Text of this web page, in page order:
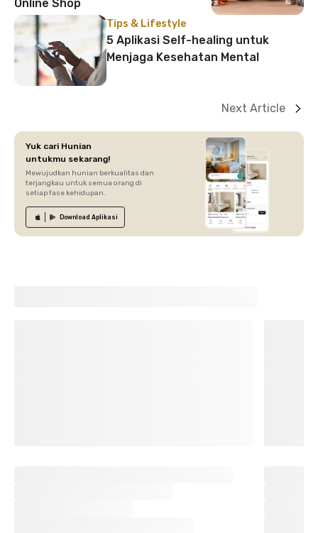
Online Shop
Tips & Lifestyle
5 Aplikasi Self-healing untuk
Menjaga Kesehatan Mental
Next Article
Yuk cari Hunian
untukmu sekarang!
Mewujudkan hunian berkualitas dan
terjangkau untuk semua orang di
setiap fase kehidupan.
Download Aplikasi